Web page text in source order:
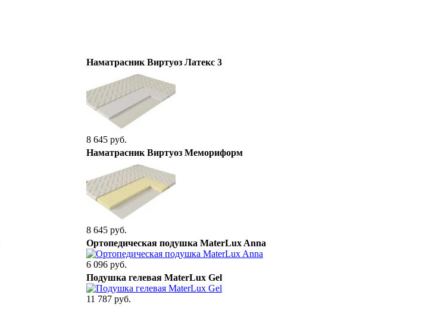
Наматрасник Виртуоз Латекс 3
8 645 руб.
Наматрасник Виртуоз Мемориформ
8 645 руб.
Ортопедическая подушка MaterLux Anna
6 096 руб.
Подушка гелевая MaterLux Gel
11 787 руб.